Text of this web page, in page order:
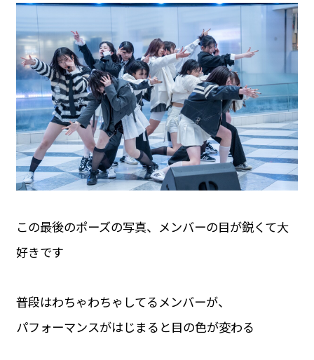
この最後のポーズの写真、メンバーの目が鋭くて大
好きです
普段はわちゃわちゃしてるメンバーが、
パフォーマンスがはじまると目の色が変わる